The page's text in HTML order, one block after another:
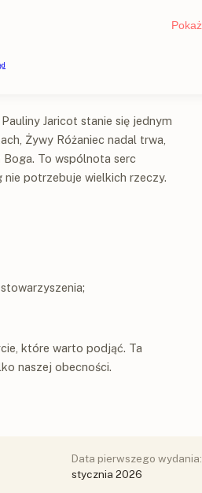
Jaricot stanie się jednym
Żywy Różaniec nadal trwa,
To wspólnota serc
potrzebuje wielkich rzeczy.
które warto podjąć. Ta
naszej obecności.
Data pierwszego wydania:
stycznia 2026